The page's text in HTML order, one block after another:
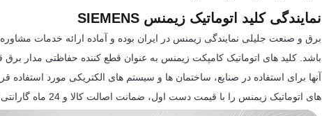
نمایندگی کلید اتوماتیک زیمنس
برق و صنعت جلیلی نمایندگی زیمنس در ایران بوده و آماده ارائه خدمات
باشد. کلید های اتوماتیک کامپکت زیمنس به عنوان قطع کننده حفاظتی مدار برق
آنها برای استفاده در صنایع، ساختمان ها و سیستم های الکتریکی مورد
های اتوماتیک زیمنس را با قیمت دست اول، ضمانت اصالت کالا و 24 ماه گارانتی عرضه میکند.